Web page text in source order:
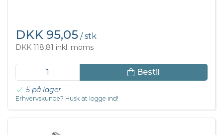
DKK 95,05 / stk
DKK 118,81 inkl. moms
Bestil
5 på lager
Erhvervskunde? Husk at logge ind!